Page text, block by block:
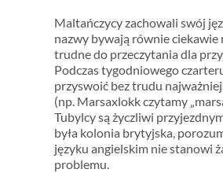
Maltańczycy zachowali swój
nazwy bywają równie ciekawie
trudne do przeczytania dla
Podczas tygodniowego
przyswoić bez trudu
(np. Marsaxlokk czytamy
Tubylcy są życzliwi
była kolonia brytyjska,
języku angielskim nie stanowi
problemu.